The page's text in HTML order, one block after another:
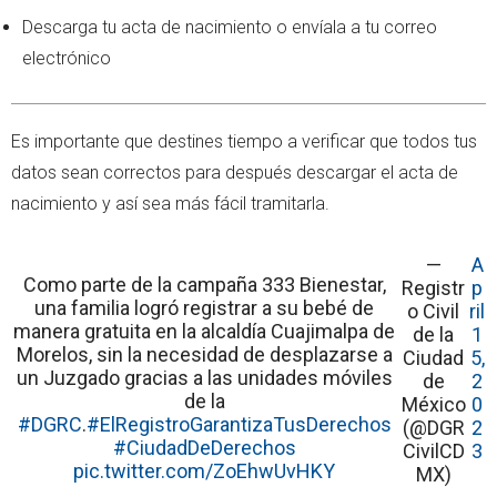
Descarga tu acta de nacimiento o envíala a tu correo
electrónico
Es importante que destines tiempo a verificar que todos tus
datos sean correctos para después descargar el acta de
nacimiento y así sea más fácil tramitarla.
Como parte de la campaña 333 Bienestar,
una familia logró registrar a su bebé de
manera gratuita en la alcaldía Cuajimalpa de
Morelos, sin la necesidad de desplazarse a
un Juzgado gracias a las unidades móviles
de la
#DGRC.#ElRegistroGarantizaTusDerechos
#CiudadDeDerechos
pic.twitter.com/ZoEhwUvHKY
—
Registr
o Civil
de la
Ciudad
de
México
(@DGR
CivilCD
MX)
A
p
ril
1
5,
2
0
2
3